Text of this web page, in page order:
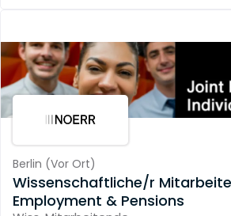
Berlin (Vor Ort)
Wissenschaftliche/r
Employment & Pensions